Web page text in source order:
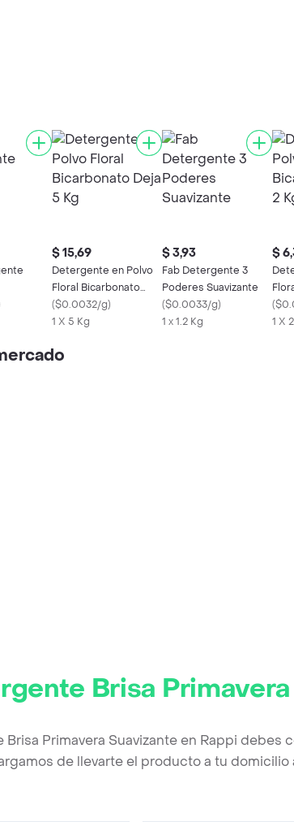
$ 15,69
Detergente en Polvo
Floral Bicarbonato
Deja 5 Kg
($0.0032/g)
1 X 5 Kg
$ 3,93
Fab Detergente 3
Poderes Suavizante
($0.0033/g)
1 x 1.2 Kg
$
(
1 X
Brisa
Brisa Primavera Suavizante en Rappi debes
de llevarte el producto a tu domicilio